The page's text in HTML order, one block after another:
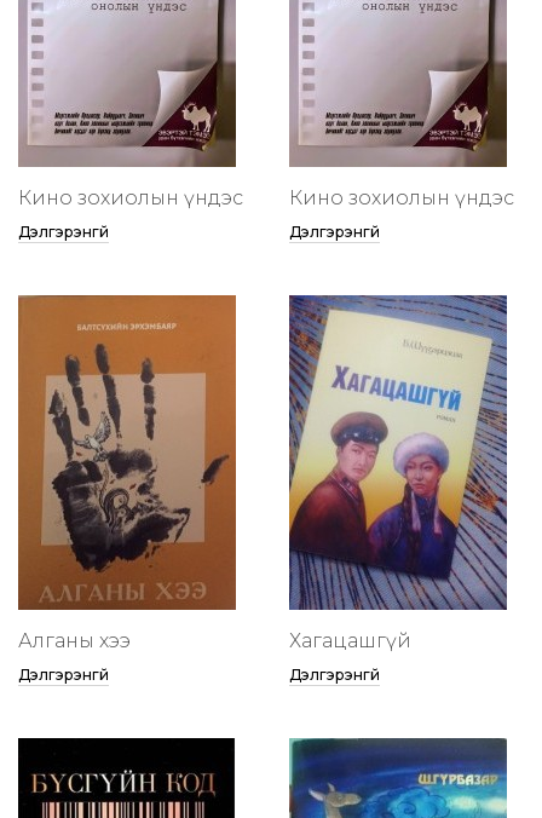
Кино зохиолын үндэс
Дэлгэрэнгүй
Кино зохиолын үндэс
Дэлгэрэнгүй
Алганы хээ
Дэлгэрэнгүй
Хагацашгүй
Дэлгэрэнгүй